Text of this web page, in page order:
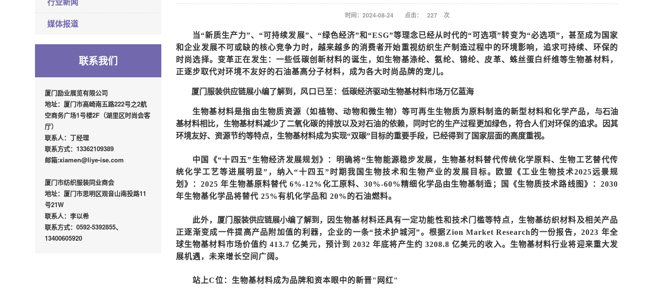
媒体报道
联系我们
厦门励业展览有限公司
地址：厦门市高崎南五路222号之2航
空商务广场1号楼2F（湖里区时尚会客
厅）
联系人：丁经理
联系方式：13362109389
邮箱:xiamen@liye-ise.com
厦门市纺织服装同业商会
地址：厦门市思明区观音山南投路11
号21W
联系人：李以希
联系方式：0592-5392855、
13400605920
时间：2024-08-24 点击： 227 次
当“新质生产力”、“可持续发展”、“绿色经济”和“ESG”等理念已经从时代的“可选项”转变为“必选项”，甚至成为国家
和企业发展不可或缺的核心竞争力时，越来越多的消费者开始重视纺织生产制造过程中的环境影响，追求可持续、环保的
时尚选择。变革正在发生：一些低碳创新材料的诞生，如生物基涤纶、氨纶、锦纶、皮革、蛛丝蛋白纤维等生物基材料，
正逐步取代对环境不友好的石油基高分子材料，成为各大时尚品牌的宠儿。
厦门服装供应链展小编了解到， 风口已至： 低碳经济驱动生物基材料市场万亿蓝海
生物基材料是指由生物质资源（如植物、动物和微生物）等可再生生物质为原料制造的新型材料和化学产品， 与石油
基材料相比，生物基材料减少了二氧化碳的排放以及对石油的依赖，同时它的生产过程更加绿色，符合人们对环保的追求。因其
环境友好、资源节约等特点，生物基材料成为实现“双碳”目标的重要手段，已经得到了国家层面的高度重视。
中国《“十四五”生物经济发展规划》：明确将“生物能源稳步发展，生物基材料替代传统化学原料、生物工艺替代传
统化学工艺等进展明显”，纳入“十四五”时期我国生物技术和生物产业的发展目标。欧盟《工业生物技术2025远景规
划》：2025 年生物基原料替代 6%-12%化工原料、30%-60%精细化学品由生物基制造；国《生物质技术路线图》：2030
年生物基化学品将替代 25%有机化学品和 20%的石油燃料。
此外， 厦门服装供应链展小编了解到，
因生物基材料还具有一定功能性和技术门槛等特点，生物基纺织材料及相关产品
正逐渐变成一件提高产品附加值的利器，企业的一条“技术护城河”。根据Zion Market Research的一份报告，2023 年全
球生物基材料市场价值约 413.7 亿美元，预计到 2032 年底将产生约 3208.8 亿美元的收入。生物基材料行业将迎来重大发
展机遇，未来增长空间广阔。
站上C位： 生物基材料成为品牌和资本眼中的新晋"网红"